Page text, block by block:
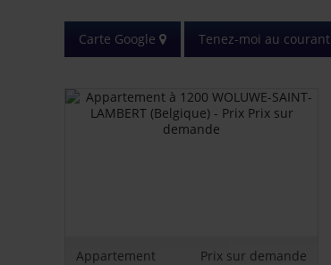
Carte Google Tenez-moi au courant
Appartement Prix sur demande